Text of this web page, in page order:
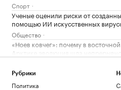
Спорт
Ученые оценили риски от
помощью ИИ искусственных
Общество
«Ноев ковчег»: почему в восточной
Арктике эволюция шла непрерывно
Сооснователь Wikipedia назвал ее
рупором пропаганды под эгидой
Рубрики
Политика